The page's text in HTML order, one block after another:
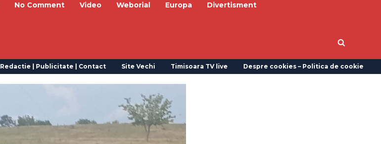
No Comment Video Weborial Europa
Divertisment
Redactie | Publicitate | Contact Site Vechi Timisoara TV live Despre cookies – Politica de cookie